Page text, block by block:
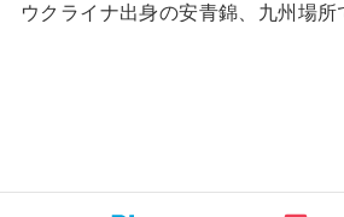
クライナ出身の安青錦、九州場所